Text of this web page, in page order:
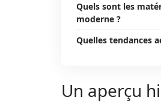
Quels sont les
moderne ?
Quelles tendances
Un aperçu